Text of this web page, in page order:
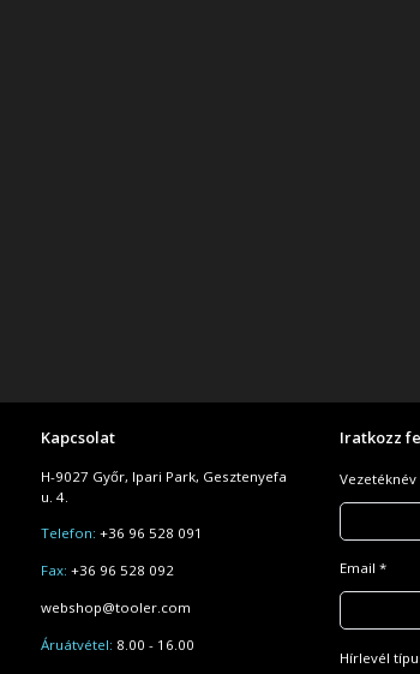
Kapcsolat
H-9027 Győr, Ipari Park, Gesztenyefa
u. 4.
Telefon: +36 96 528 091
Fax: +36 96 528 092
webshop@tooler.com
Áruátvétel: 8.00 - 16.00
Iratkozz
Vezetéknév
Email *
Hírlevél